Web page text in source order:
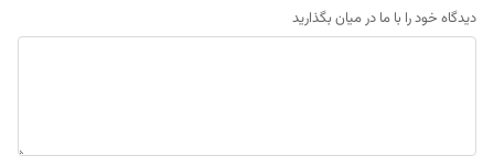
دیدگاه خود را با ما در میان بگذارید